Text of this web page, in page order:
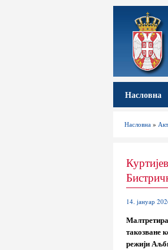
Насловна
Насловна »
14. јануар
такозване
режији